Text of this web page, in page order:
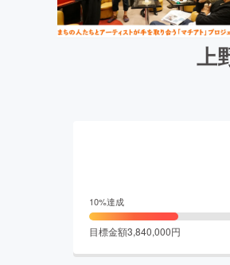
上
10%達成
目標金額3,840,000円